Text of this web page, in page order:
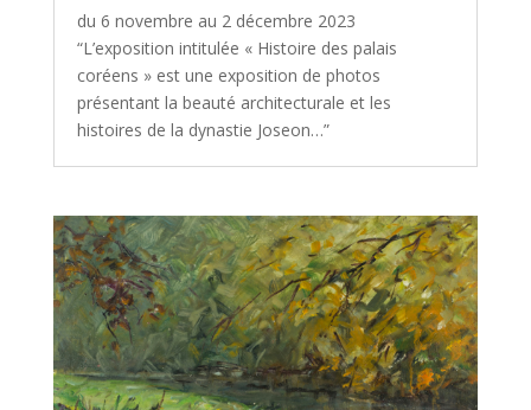
du 6 novembre au 2 décembre 2023
“L’exposition intitulée « Histoire des palais
coréens » est une exposition de photos
présentant la beauté architecturale et les
histoires de la dynastie Joseon…”